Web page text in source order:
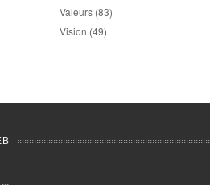
Valeurs (83)
Vision (49)